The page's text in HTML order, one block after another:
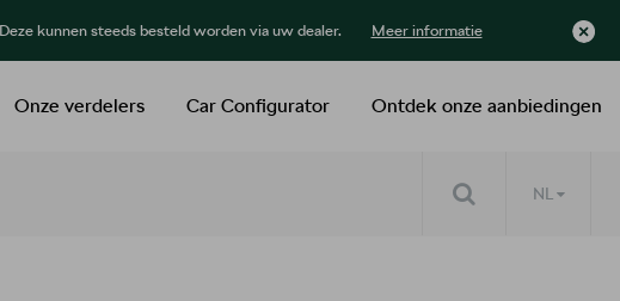
kunnen steeds besteld worden via uw dealer. Meer informatie
Ontdek onze aanbiedingen
Car Configurator
Onze verdelers
NL